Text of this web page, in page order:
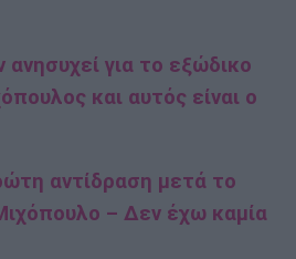
για το εξώδικο
και αυτός είναι ο
αντίδραση μετά το
– Δεν έχω καμία